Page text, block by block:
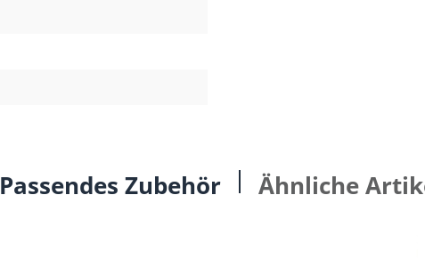
Passendes Zubehör Ähnliche